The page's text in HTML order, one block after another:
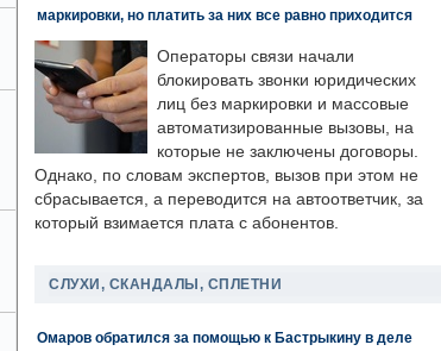
маркировки, но платить за них все равно приходится
Операторы связи начали
блокировать звонки юридических
лиц без маркировки и массовые
автоматизированные вызовы, на
которые не заключены договоры.
Однако, по словам экспертов, вызов при этом не
сбрасывается, а переводится на автоответчик, за
который взимается плата с абонентов.
СЛУХИ, СКАНДАЛЫ, СПЛЕТНИ
Омаров обратился за помощью к Бастрыкину в деле